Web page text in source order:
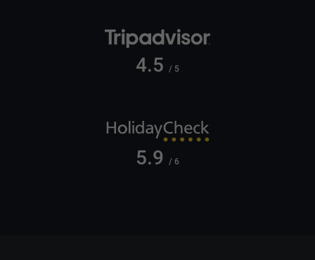
4.5 / 5
5.9 / 6